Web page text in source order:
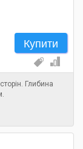
Купити
Глибина